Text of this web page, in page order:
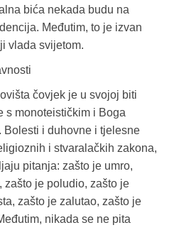
bića nekada budu na
Međutim, to je izvan
vlada svijetom.
čovjek je u svojoj biti
s monoteističkim i Boga
Bolesti i duhovne i tjelesne
i stvaralačkih zakona,
pitanja: zašto je umro,
zašto je poludio, zašto je
zašto je zalutao, zašto je
nikada se ne pita